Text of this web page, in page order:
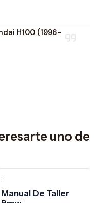
H100 (1996-
uno de
|
Manual De Taller